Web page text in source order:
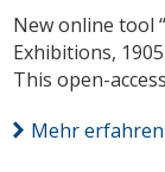
New online tool
Exhibitions,
This open-
Mehr erfahren